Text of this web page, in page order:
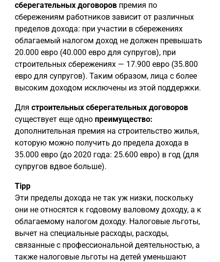
сберегательных договоров премия по
сбережениям работников зависит от различных
пределов дохода: при участии в сбережениях
облагаемый налогом доход не должен превышать
20.000 евро (40.000 евро для супругов), при
строительных сбережениях — 17.900 евро (35.800
евро для супругов). Таким образом, лица с более
высоким доходом исключены из этой поддержки.
Для строительных сберегательных договоров
существует еще одно преимущество:
дополнительная премия на строительство жилья,
которую можно получить до предела дохода в
35.000 евро (до 2020 года: 25.600 евро) в год (для
супругов вдвое больше).
Tipp
Эти пределы дохода не так уж низки, поскольку
они не относятся к годовому валовому доходу, а к
облагаемому налогом доходу. Налоговые льготы,
вычет на специальные расходы, расходы,
связанные с профессиональной деятельностью, а
также налоговые льготы на детей уменьшают